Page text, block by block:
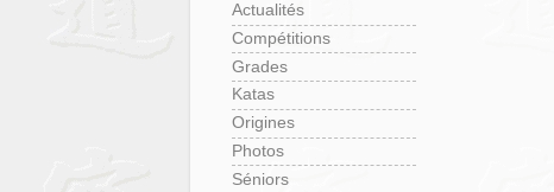
Actualités
Compétitions
Grades
Katas
Origines
Photos
Séniors